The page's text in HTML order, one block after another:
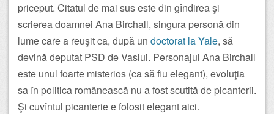
priceput. Citatul de mai sus este din gîndirea şi
scrierea doamnei Ana Birchall, singura personă din
lume care a reuşit ca, după un doctorat la Yale, să
devină deputat PSD de Vaslui. Personajul Ana Birchall
este unul foarte misterios (ca să fiu elegant), evoluţia
sa în politica românească nu a fost scutită de picanterii.
Şi cuvîntul picanterie e folosit elegant aici.